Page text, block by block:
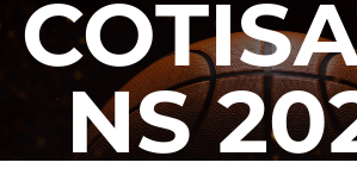
NS